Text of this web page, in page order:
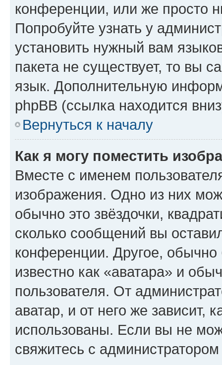
конференции, или же просто
Попробуйте узнать у
установить нужный вам
пакета не существует, то вы
язык. Дополнительную
phpBB (ссылка находится
Вернуться к началу
Как я могу поместить
Вместе с именем
изображения. Одно из них
обычно это звёздочки,
сколько сообщений вы
конференции. Другое,
известно как «аватара» и
пользователя. От
аватар, и от него же зависит,
использованы. Если вы не
свяжитесь с